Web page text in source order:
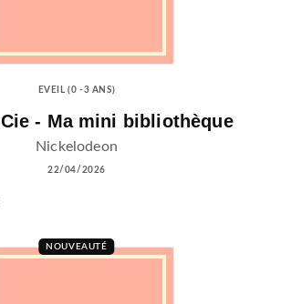
EVEIL (0 -3 ANS)
- Ma mini bibliothèque
Nickelodeon
22/04/2026
NOUVEAUTÉ